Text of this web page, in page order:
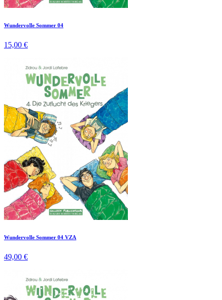
Wundervolle Sommer 04
15,00 €
Wundervolle Sommer 04 VZA
49,00 €